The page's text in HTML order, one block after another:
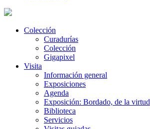
Colección
Curadurías
Colección
Gigapixel
Visita
Información general
Exposiciones
Agenda
Exposición: Bordado, de la virtud
Biblioteca
Servicios